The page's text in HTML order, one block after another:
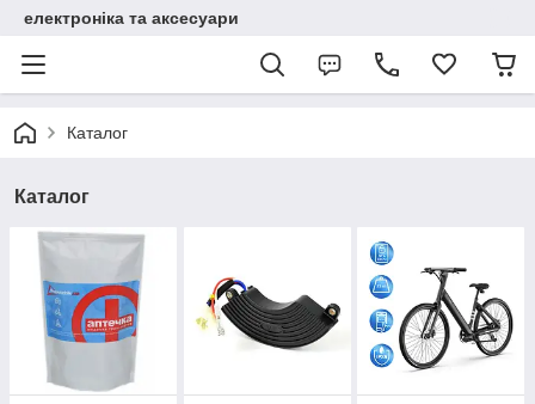
електроніка та аксесуари
Каталог
Каталог